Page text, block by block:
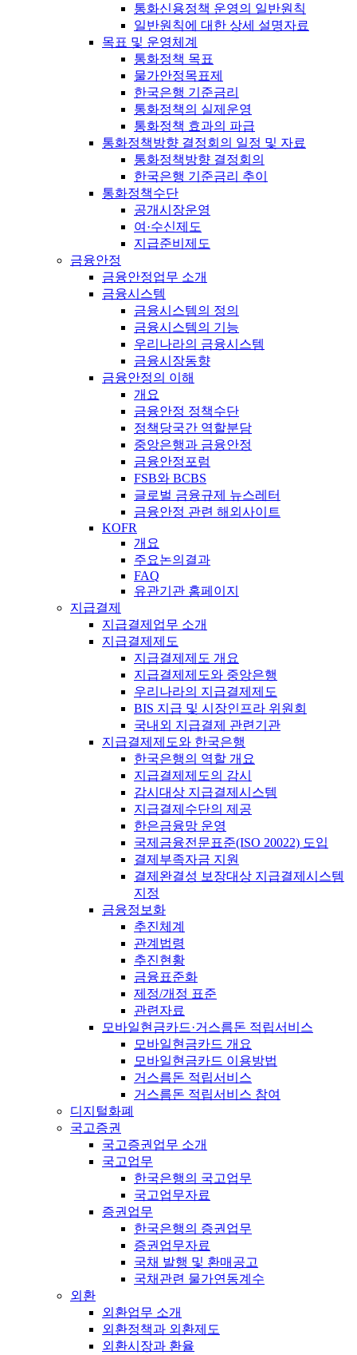
통화신용정책 운영의 일반원칙
일반원칙에 대한 상세 설명자료
목표 및 운영체계
통화정책 목표
물가안정목표제
한국은행 기준금리
통화정책의 실제운영
통화정책 효과의 파급
통화정책방향 결정회의 일정 및 자료
통화정책방향 결정회의
한국은행 기준금리 추이
통화정책수단
공개시장운영
여·수신제도
지급준비제도
금융안정
금융안정업무 소개
금융시스템
금융시스템의 정의
금융시스템의 기능
우리나라의 금융시스템
금융시장동향
금융안정의 이해
개요
금융안정 정책수단
정책당국간 역할분담
중앙은행과 금융안정
금융안정포럼
FSB와 BCBS
글로벌 금융규제 뉴스레터
금융안정 관련 해외사이트
KOFR
개요
주요논의결과
FAQ
유관기관 홈페이지
지급결제
지급결제업무 소개
지급결제제도
지급결제제도 개요
지급결제제도와 중앙은행
우리나라의 지급결제제도
BIS 지급 및 시장인프라 위원회
국내외 지급결제 관련기관
지급결제제도와 한국은행
한국은행의 역할 개요
지급결제제도의 감시
감시대상 지급결제시스템
지급결제수단의 제공
한은금융망 운영
국제금융전문표준(ISO 20022) 도입
결제부족자금 지원
결제완결성 보장대상 지급결제시스템
지정
금융정보화
추진체계
관계법령
추진현황
금융표준화
제정/개정 표준
관련자료
모바일현금카드·거스름돈 적립서비스
모바일현금카드 개요
모바일현금카드 이용방법
거스름돈 적립서비스
거스름돈 적립서비스 참여
디지털화폐
국고증권
국고증권업무 소개
국고업무
한국은행의 국고업무
국고업무자료
증권업무
한국은행의 증권업무
증권업무자료
국채 발행 및 환매공고
국채관련 물가연동계수
외환
외환업무 소개
외환정책과 외환제도
외환시장과 환율